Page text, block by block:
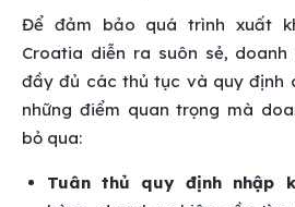
Để đảm bảo quá trình xuất
Croatia diễn ra suôn sẻ,
đầy đủ các thủ tục và quy định
những điểm quan trọng mà
bỏ qua:
Tuân thủ quy định nhập